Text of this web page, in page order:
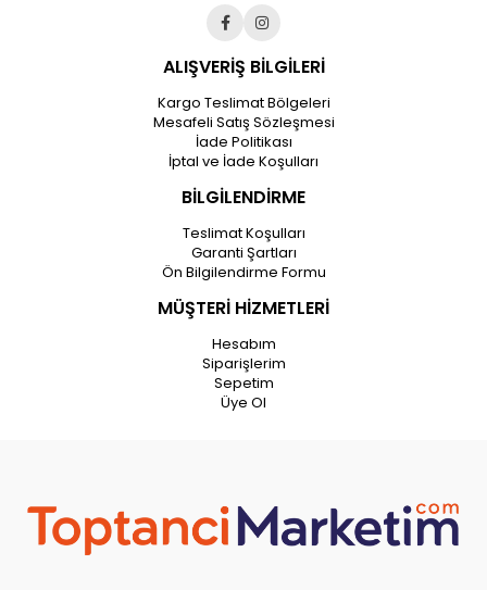
ALIŞVERİŞ BİLGİLERİ
Kargo Teslimat Bölgeleri
Mesafeli Satış Sözleşmesi
İade Politikası
İptal ve İade Koşulları
BİLGİLENDİRME
Teslimat Koşulları
Garanti Şartları
Ön Bilgilendirme Formu
MÜŞTERİ HİZMETLERİ
Hesabım
Siparişlerim
Sepetim
Üye Ol